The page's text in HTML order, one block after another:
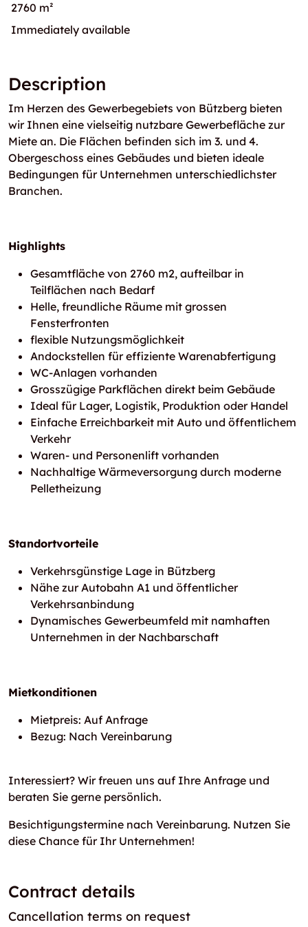
2760 m²
Immediately available
Description
Im Herzen des Gewerbegebiets von Bützberg bieten
wir Ihnen eine vielseitig nutzbare Gewerbefläche zur
Miete an. Die Flächen befinden sich im 3. und 4.
Obergeschoss eines Gebäudes und bieten ideale
Bedingungen für Unternehmen unterschiedlichster
Branchen.
Highlights
Gesamtfläche von 2760 m2, aufteilbar in
Teilflächen nach Bedarf
Helle, freundliche Räume mit grossen
Fensterfronten
flexible Nutzungsmöglichkeit
Andockstellen für effiziente Warenabfertigung
WC-Anlagen vorhanden
Grosszügige Parkflächen direkt beim Gebäude
Ideal für Lager, Logistik, Produktion oder Handel
Einfache Erreichbarkeit mit Auto und öffentlichem
Verkehr
Waren- und Personenlift vorhanden
Nachhaltige Wärmeversorgung durch moderne
Pelletheizung
Standortvorteile
Verkehrsgünstige Lage in Bützberg
Nähe zur Autobahn A1 und öffentlicher
Verkehrsanbindung
Dynamisches Gewerbeumfeld mit namhaften
Unternehmen in der Nachbarschaft
Mietkonditionen
Mietpreis: Auf Anfrage
Bezug: Nach Vereinbarung
Interessiert? Wir freuen uns auf Ihre Anfrage und
beraten Sie gerne persönlich.
Besichtigungstermine nach Vereinbarung. Nutzen Sie
diese Chance für Ihr Unternehmen!
Contract details
Cancellation terms on request